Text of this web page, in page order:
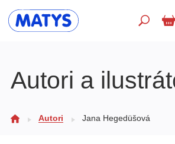
Doplnkový sortiment
Autori a
Autori Jana Hegedüšová